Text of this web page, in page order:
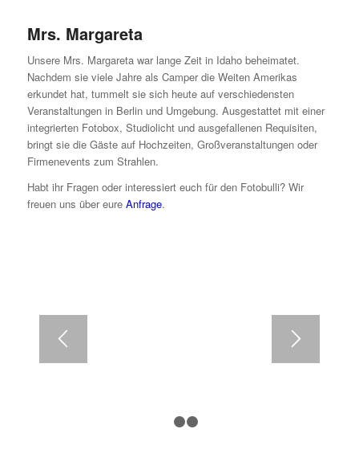
Mrs. Margareta
Unsere Mrs. Margareta war lange Zeit in Idaho beheimatet.
Nachdem sie viele Jahre als Camper die Weiten Amerikas
erkundet hat, tummelt sie sich heute auf verschiedensten
Veranstaltungen in Berlin und Umgebung. Ausgestattet mit einer
integrierten Fotobox, Studiolicht und ausgefallenen Requisiten,
bringt sie die Gäste auf Hochzeiten, Großveranstaltungen oder
Firmenevents zum Strahlen.
Habt ihr Fragen oder interessiert euch für den Fotobulli? Wir
freuen uns über eure Anfrage.